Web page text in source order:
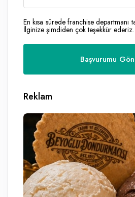
En kısa sürede franchise departmanı
İlginize şimdiden çok teşekkür ederiz.
Reklam